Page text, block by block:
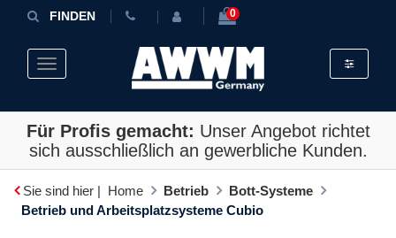
FINDEN 0
Toggle navigation Toggle
Für Profis gemacht: Unser Angebot richtet
sich ausschließlich an gewerbliche Kunden.
Sie sind hier | Home Betrieb
Bott-Systeme
Betrieb und Arbeitsplatz­systeme Cubio